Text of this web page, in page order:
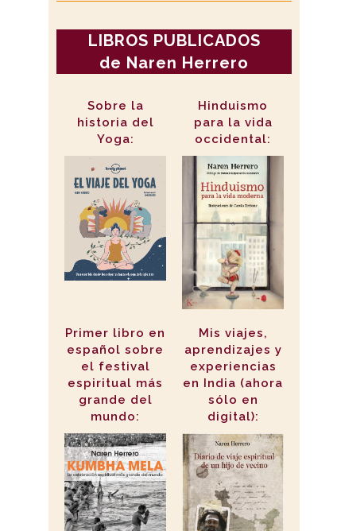
LIBROS PUBLICADOS
de Naren Herrero
Sobre la
historia del
Yoga:
Hinduismo
para la vida
occidental:
Primer libro en
español sobre
el festival
espiritual más
grande del
mundo:
Mis viajes,
aprendizajes y
experiencias
en India (ahora
sólo en
digital):